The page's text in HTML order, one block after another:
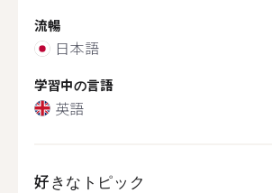
流暢
日本語
学習中の言語
英語
好きなトピック